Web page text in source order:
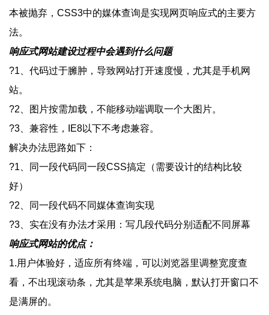
本被抛弃，CSS3中的媒体查询是实现网页响应式的主要方
法。
响应式网站建设过程中会遇到什么问题
?1、代码过于臃肿，导致网站打开速度慢，尤其是手机网
站。
?2、图片按需加载，不能移动端调取一个大图片。
?3、兼容性，IE8以下不考虑兼容。
解决办法思路如下：
?1、同一段代码同一段CSS搞定（需要设计的结构比较
好）
?2、同一段代码不同媒体查询实现
?3、实在没有办法才采用：写几段代码分别适配不同屏幕
响应式网站的优点：
1.用户体验好，适应所有终端，可以浏览器里调整宽度查
看，不出现滚动条，尤其是苹果系统电脑，默认打开窗口不
是满屏的。